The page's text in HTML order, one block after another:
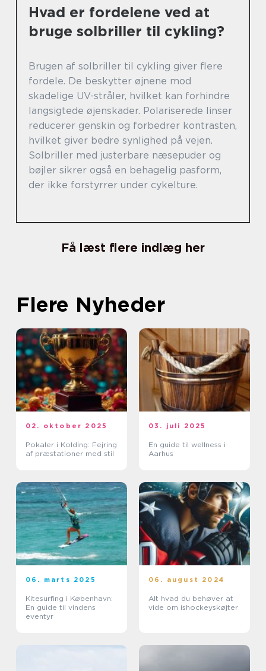
Hvad er fordelene ved at
bruge solbriller til cykling?
Brugen af solbriller til cykling giver flere
fordele. De beskytter øjnene mod
skadelige UV-stråler, hvilket kan forhindre
langsigtede øjenskader. Polariserede linser
reducerer genskin og forbedrer kontrasten,
hvilket giver bedre synlighed på vejen.
Solbriller med justerbare næsepuder og
bøjler sikrer også en behagelig pasform,
der ikke forstyrrer under cykelture.
Få læst flere indlæg her
Flere Nyheder
02. oktober 2025
Pokaler i Kolding: Fejring
af præstationer med stil
03. juli 2025
En guide til wellness i
Aarhus
06. marts 2025
Kitesurfing i København:
En guide til vindens
eventyr
06. august 2024
Alt hvad du behøver at
vide om ishockeyskøjter